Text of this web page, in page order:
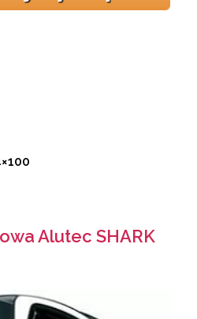
Alutec SHARK